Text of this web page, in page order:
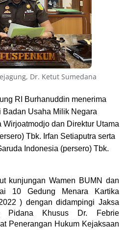
Dr. Ketut Sumedana
RI Burhanuddin menerima
Badan Usaha Milik Negara
Wirjoatmodjo dan Direktur Utama
Tbk. Irfan Setiaputra serta
Indonesia (persero) Tbk.
kunjungan Wamen BUMN dan
10 Gedung Menara Kartika
) dengan didampingi Jaksa
Pidana Khusus Dr. Febrie
Penerangan Hukum Kejaksaan